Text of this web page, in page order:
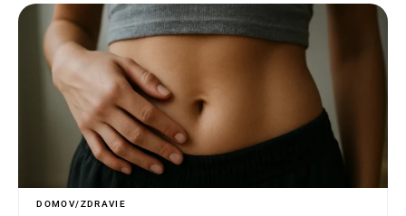
DOMOV/ZDRAVIE